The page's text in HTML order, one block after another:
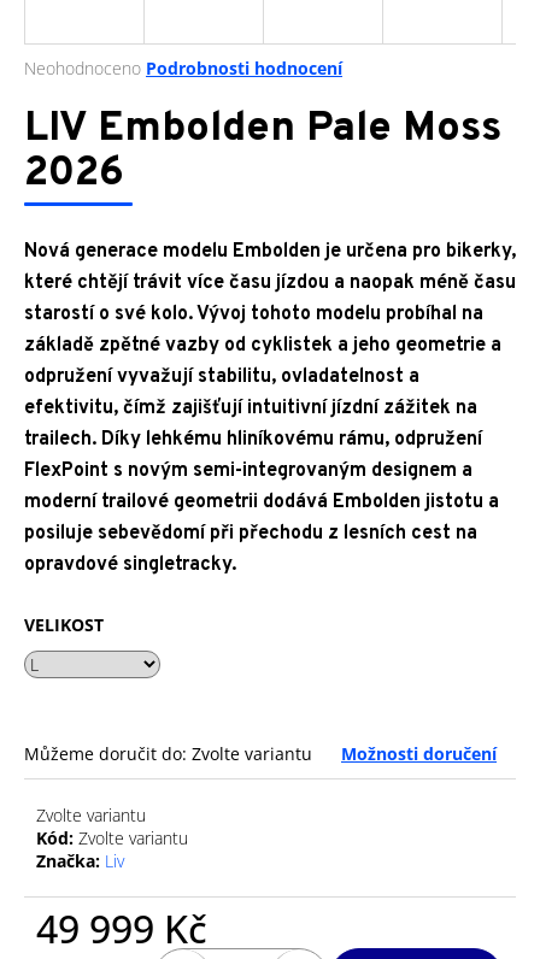
Průměrné
produktu
je
0,0
z
5
Neohodnoceno Podrobnosti hodnocení
LIV Embolden Pale Moss
2026
Nová generace modelu Embolden je určena pro bikerky,
které chtějí trávit více času jízdou a naopak méně času
starostí o své kolo. Vývoj tohoto modelu probíhal na
základě zpětné vazby od cyklistek a jeho geometrie a
odpružení vyvažují stabilitu, ovladatelnost a
efektivitu, čímž zajišťují intuitivní jízdní zážitek na
trailech. Díky lehkému hliníkovému rámu, odpružení
FlexPoint s novým semi-integrovaným designem a
moderní trailové geometrii dodává Embolden jistotu a
posiluje sebevědomí při přechodu z lesních cest na
opravdové singletracky.
VELIKOST
Můžeme doručit do: Zvolte variantu Možnosti doručení
Zvolte variantu
Kód: Zvolte variantu
Značka: Liv
49 999 Kč
j
t
?
HLEDAT
D
o
p
o
r
č
u
e
m
e
GIANT
PATKA
MY22
REVOLT
NEW
FLIP
CHIP
RD
369
Kč